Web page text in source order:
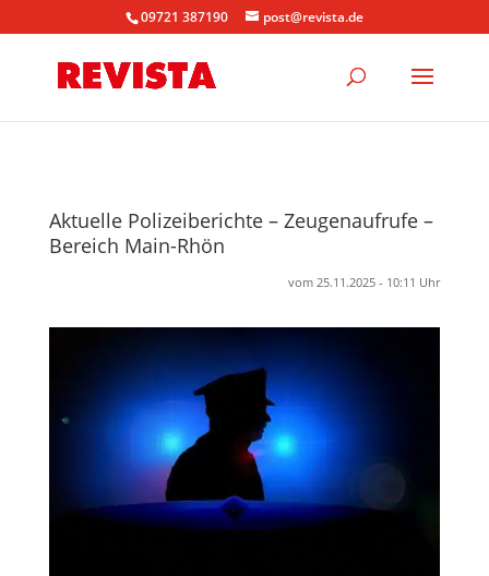
09721 387190 post@revista.de
Aktuelle Polizeiberichte – Zeugenaufrufe –
Bereich Main-Rhön
vom 25.11.2025 - 10:11 Uhr